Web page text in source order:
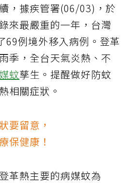
，據疾管署(06/03)，於
來最嚴重的一年，台灣
69例境外移入病例。登革
季，全台天氣炎熱、不
蚊孳生。提醒做好防蚊
相關症狀。
要留意，
保健康！
革熱主要的病媒蚊為